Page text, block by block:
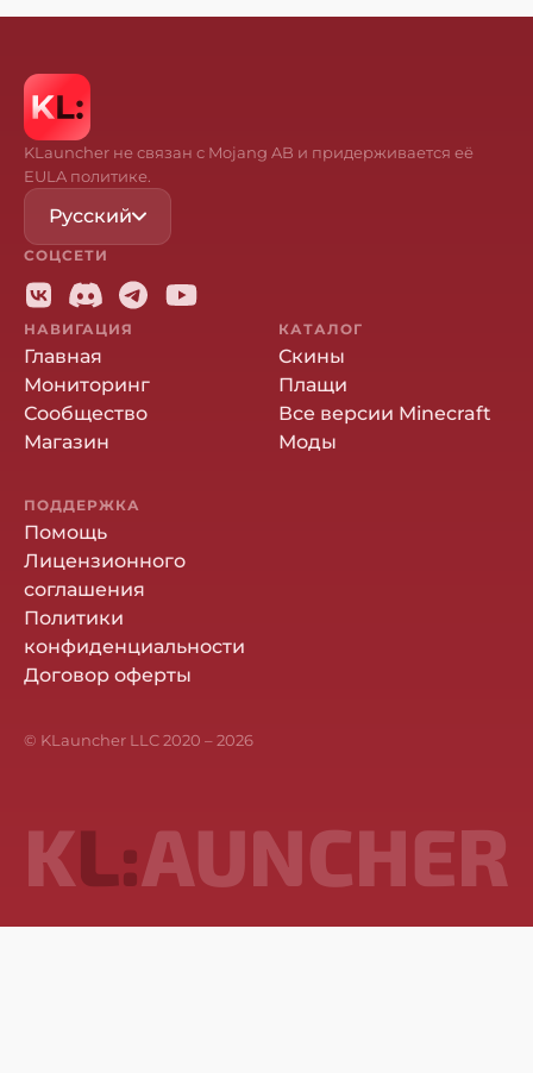
KLauncher не связан с Mojang AB и придерживается её
EULA политике.
Русский
СОЦСЕТИ
НАВИГАЦИЯ
Главная
Мониторинг
Сообщество
Магазин
КАТАЛОГ
Скины
Плащи
Все версии Minecraft
Моды
ПОДДЕРЖКА
Помощь
Лицензионного
соглашения
Политики
конфиденциальности
Договор оферты
© KLauncher LLC 2020 –2026
KL:AUNCHER